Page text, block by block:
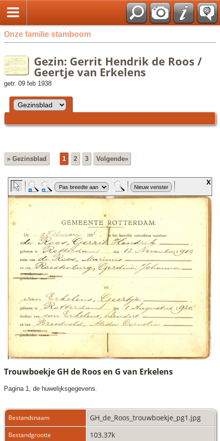
Onze familie stamboom
Gezin: Gerrit Hendrik de Roos /
Geertje van Erkelens
getr. 09 feb 1938
» Gezinsblad 1 2 3 Volgende»
Trouwboekje GH de Roos en G van Erkelens
Pagina 1, de huwelijksgegevens.
Bestandsnaam GH_de_Roos_trouwboekje_pg1.jpg
Bestandgrootte 103.37k